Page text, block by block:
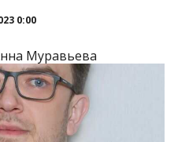
0:00
Муравьева